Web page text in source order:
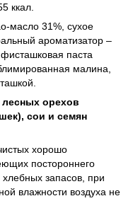
ккал.
масло 31%, сухое
ароматизатор –
паста
малина,
орехов
сои и семян
хорошо
постороннего
запасов, при
влажности воздуха не